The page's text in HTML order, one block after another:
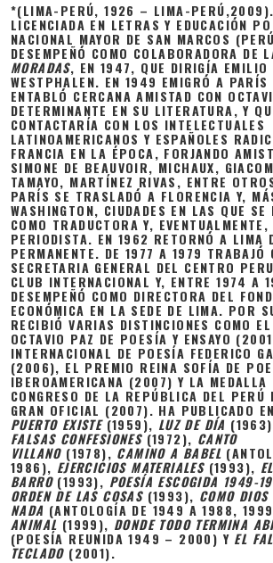
*(LIMA-PERÚ, 1926 – LIMA-
LICENCIADA EN LETRAS Y EDUCACIÓN
NACIONAL MAYOR DE SAN MARCOS
DESEMPEÑÓ COMO COLABORADORA DE
MORADAS, EN 1947, QUE DIRIGÍA EMILIO
WESTPHALEN. EN 1949 EMIGRÓ A PARÍS
ENTABLÓ CERCANA AMISTAD CON
DETERMINANTE EN SU LITERATURA, Y
CONTACTARÍA CON LOS INTELECTUALES
LATINOAMERICANOS Y ESPAÑOLES
FRANCIA EN LA ÉPOCA, FORJANDO
SIMONE DE BEAUVOIR, MICHAUX,
TAMAYO, MARTÍNEZ RIVAS, ENTRE
PARÍS SE TRASLADÓ A FLORENCIA Y,
WASHINGTON, CIUDADES EN LAS QUE SE
COMO TRADUCTORA Y, EVENTUALMENTE,
PERIODISTA. EN 1962 RETORNÓ A LIMA
PERMANENTE. DE 1977 A 1979 TRABAJÓ
SECRETARIA GENERAL DEL CENTRO
CLUB INTERNACIONAL Y, ENTRE 1974 A
DESEMPEÑÓ COMO DIRECTORA DEL
ECONÓMICA EN LA SEDE DE LIMA. POR
RECIBIÓ VARIAS DISTINCIONES COMO
OCTAVIO PAZ DE POESÍA Y ENSAYO
INTERNACIONAL DE POESÍA FEDERICO
(2006), EL PREMIO REINA SOFÍA DE
IBEROAMERICANA (2007) Y LA MEDALLA
CONGRESO DE LA REPÚBLICA DEL PERÚ
GRAN OFICIAL (2007). HA PUBLICADO
PUERTO EXISTE(1959), LUZ DE DÍA
FALSAS CONFESIONES(1972), CANTO
VILLANO(1978), CAMINO A BABEL
1986), EJERCICIOS MATERIALES(1993),
BARRO(1993), POESÍA ESCOGIDA 1949-
ORDEN DE LAS COSAS(1993), COMO DIOS
NADA (ANTOLOGÍA DE 1949 A 1988,
ANIMAL (1999), DONDE TODO TERMINA
(POESÍA REUNIDA 1949 – 2000) Y EL
TECLADO(2001).